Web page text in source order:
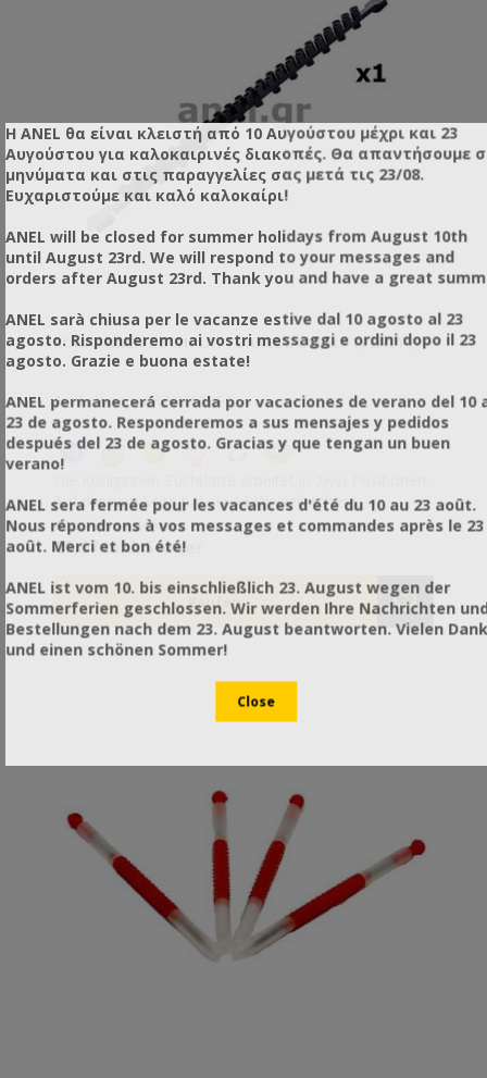
KÖNIGINNEN ZUCHTLATTE ANEL DOPPELT (1 LATTE)
Artikelnummer: AN65210-1
Auf der eine Seite hat sie 13 Weiselbecher
(Bienenköniginnenzucht) und auf der anderen Seite 40
(Gelee royal). Eingliedernder Weiselbecher auf denen
(Gelee Royal). Speziellen abnehmbare Weiselbecher
sind auf der Leiste hinzugefügt und vereinfachen die
Königinnenaufzucht, während spezielle Protektoren
auf den Weiselbechern befestigt werden können, um
€0,54 ohne Steuer
€0,67 inkl. Steuer
Η ANEL θα είναι κλειστή από 10 Αυγούστου μέχρι και 23
Αυγούστου για καλοκαιρινές διακοπές. Θα απαντήσουμε
μηνύματα και στις παραγγελίες σας μετά τις 23/08.
Ευχαριστούμε και καλό καλοκαίρι!
ANEL will be closed for summer holidays from August 10th
until August 23rd. We will respond to your messages and
orders after August 23rd. Thank you and have a great
ANEL sarà chiusa per le vacanze estive dal 10 agosto al 23
agosto. Risponderemo ai vostri messaggi e ordini dopo il 23
agosto. Grazie e buona estate!
ANEL permanecerá cerrada por vacaciones de verano del 10
23 de agosto. Responderemos a sus mensajes y pedidos
después del 23 de agosto. Gracias y que tengan un buen
verano!
ANEL sera fermée pour les vacances d'été du 10 au 23 août.
Nous répondrons à vos messages et commandes après le 23
août. Merci et bon été!
ANEL ist vom 10. bis einschließlich 23. August wegen der
Sommerferien geschlossen. Wir werden Ihre Nachrichten
Bestellungen nach dem 23. August beantworten. Vielen Dank
und einen schönen Sommer!